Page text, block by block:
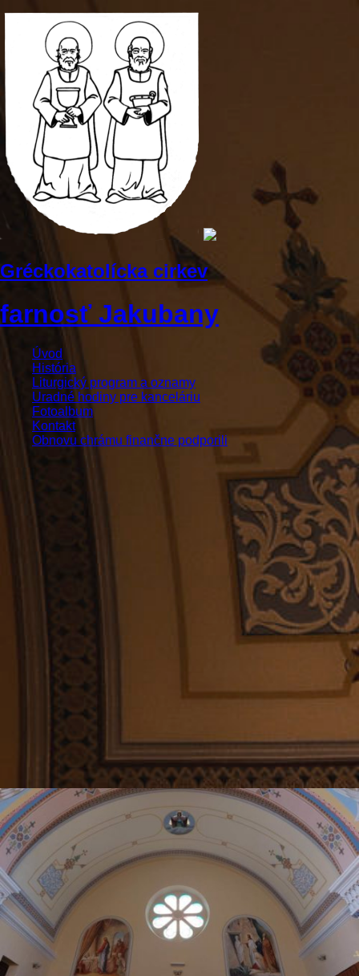
Gréckokatolícka cirkev
farnosť Jakubany
Úvod
História
Liturgický program a oznamy
Uradné hodiny pre kanceláriu
Fotoalbum
Kontakt
Obnovu chrámu finančne podporili